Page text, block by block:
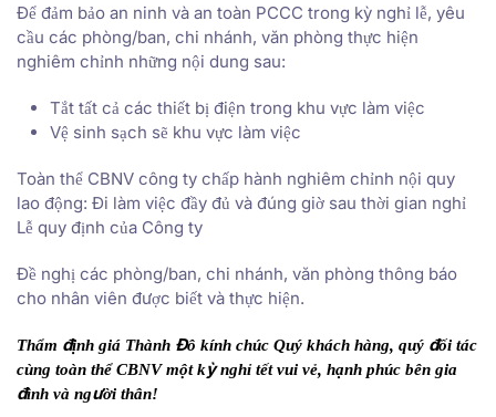
Để đảm bảo an ninh và an toàn PCCC trong kỳ nghỉ lễ, yêu
cầu các phòng/ban, chi nhánh, văn phòng thực hiện
nghiêm chỉnh những nội dung sau:
Tắt tất cả các thiết bị điện trong khu vực làm việc
Vệ sinh sạch sẽ khu vực làm việc
Toàn thể CBNV công ty chấp hành nghiêm chỉnh nội quy
lao động: Đi làm việc đầy đủ và đúng giờ sau thời gian nghỉ
Lễ quy định của Công ty
Đề nghị các phòng/ban, chi nhánh, văn phòng thông báo
cho nhân viên được biết và thực hiện.
Thẩm định giá Thành Đô kính chúc Quý khách hàng, quý đối tác
cùng toàn thể CBNV một kỳ nghỉ tết vui vẻ, hạnh phúc bên gia
đình và người thân!